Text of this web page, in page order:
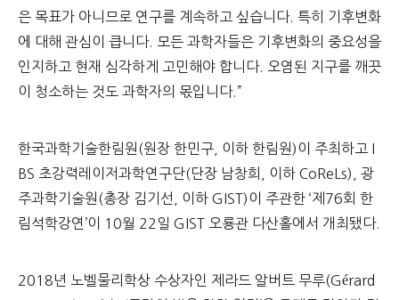
은 목표가 아니므로 연구를 계속하고 싶습니다. 특히 기후변화
에 대해 관심이 큽니다. 모든 과학자들은 기후변화의 중요성을
인지하고 현재 심각하게 고민해야 합니다. 오염된 지구를 깨끗
이 청소하는 것도 과학자의 몫입니다.”
한국과학기술한림원(원장 한민구, 이하 한림원)이 주최하고 I
BS 초강력레이저과학연구단(단장 남창희, 이하 CoReLs), 광
주과학기술원(총장 김기선, 이하 GIST)이 주관한 ‘제76회 한
림석학강연’이 10월 22일 GIST 오룡관 다산홀에서 개최됐다.
2018년 노벨물리학상 수상자인 제라드 알버트 무루(Gérard